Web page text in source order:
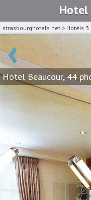
Hotel
strasbourghotels.net > Hotéis 3
‹
Hotel Beaucour, 44